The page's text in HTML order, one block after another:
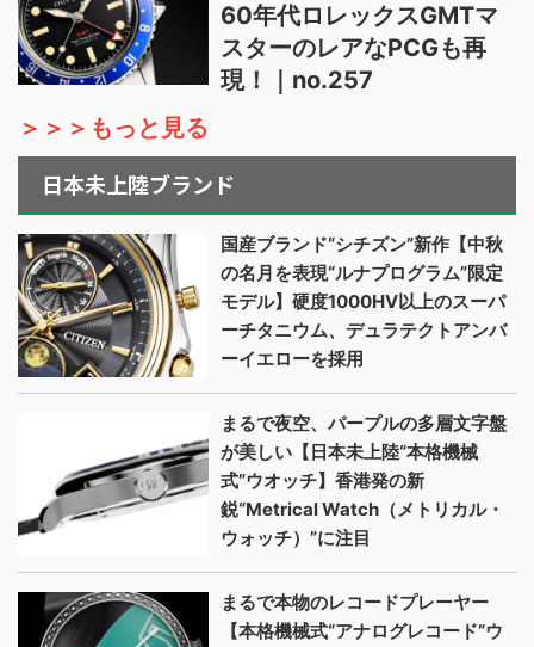
60年代ロレックスGMTマ
スターのレアなPCGも再
現！｜no.257
＞＞＞もっと見る
日本未上陸ブランド
国産ブランド“シチズン”新作【中秋
の名月を表現“ルナプログラム”限定
モデル】硬度1000HV以上のスーパ
ーチタニウム、デュラテクトアンバ
ーイエローを採用
まるで夜空、パープルの多層文字盤
が美しい【日本未上陸“本格機械
式”ウオッチ】香港発の新
鋭“Metrical Watch（メトリカル・
ウォッチ）”に注目
まるで本物のレコードプレーヤー
【本格機械式“アナログレコード”ウ